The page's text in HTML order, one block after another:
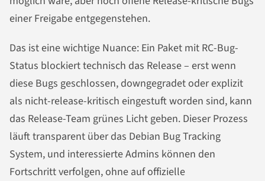
einer Freigabe entgegenstehen.
Das ist eine wichtige Nuance: Ein Paket mit RC-Bug-
Status blockiert technisch das Release – erst wenn
diese Bugs geschlossen, downgegradet oder explizit
als nicht-release-kritisch eingestuft worden sind, kann
das Release-Team grünes Licht geben. Dieser Prozess
läuft transparent über das Debian Bug Tracking
System, und interessierte Admins können den
Fortschritt verfolgen, ohne auf offizielle